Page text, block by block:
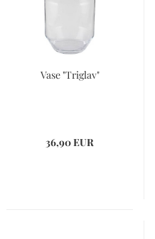
Vase "Triglav"
36,90 EUR